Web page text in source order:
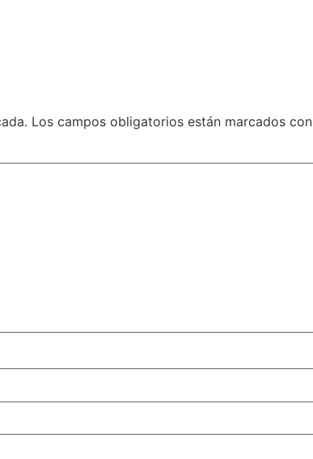
Los campos obligatorios están marcados con